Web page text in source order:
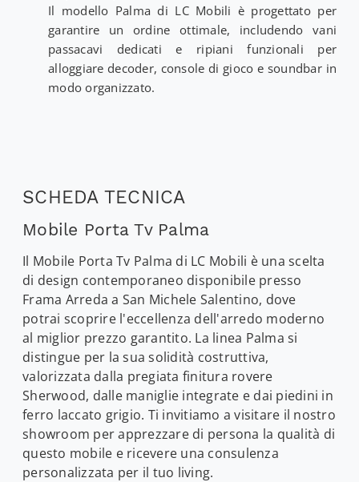
Il modello Palma di LC Mobili è progettato per
garantire un ordine ottimale, includendo vani
passacavi dedicati e ripiani funzionali per
alloggiare decoder, console di gioco e soundbar in
modo organizzato.
SCHEDA TECNICA
Mobile Porta Tv Palma
Il Mobile Porta Tv Palma di LC Mobili è una scelta
di design contemporaneo disponibile presso
Frama Arreda a San Michele Salentino, dove
potrai scoprire l'eccellenza dell'arredo moderno
al miglior prezzo garantito. La linea Palma si
distingue per la sua solidità costruttiva,
valorizzata dalla pregiata finitura rovere
Sherwood, dalle maniglie integrate e dai piedini in
ferro laccato grigio. Ti invitiamo a visitare il nostro
showroom per apprezzare di persona la qualità di
questo mobile e ricevere una consulenza
personalizzata per il tuo living.